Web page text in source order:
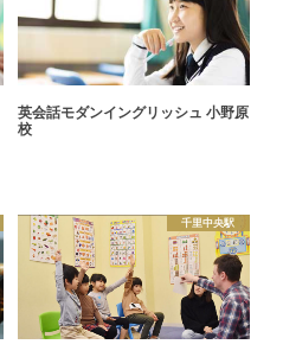
英会話モダンイングリッシュ 小野原
校
千里中央駅